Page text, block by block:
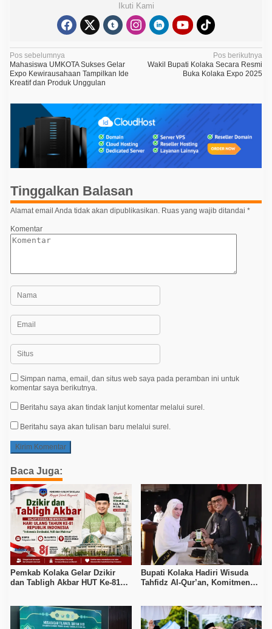
Ikuti Kami
N
a
v
i
i
p
o
s
Pos sebelumnya
Mahasiswa UMKOTA Sukses Gelar
Expo Kewirausahaan Tampilkan Ide
Kreatif dan Produk Unggulan
Pos berikutnya
Wakil Bupati Kolaka Secara Resmi
Buka Kolaka Expo 2025
Tinggalkan Balasan
Alamat email Anda tidak akan dipublikasikan. Ruas yang wajib ditandai *
Komentar
Simpan nama, email, dan situs web saya pada peramban ini untuk
komentar saya berikutnya.
Beritahu saya akan tindak lanjut komentar melalui surel.
Beritahu saya akan tulisan baru melalui surel.
Baca Juga:
Pemkab Kolaka Gelar Dzikir
dan Tabligh Akbar HUT Ke-81
Bupati Kolaka Hadiri Wisuda
Tahfidz Al-Qur’an, Komitmen